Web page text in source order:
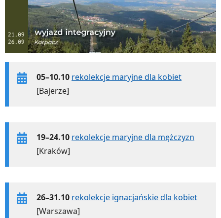
05–10.10 rekolekcje maryjne dla kobiet
[Bajerze]
19–24.10 rekolekcje maryjne dla mężczyzn
[Kraków]
26–31.10 rekolekcje ignacjańskie dla kobiet
[Warszawa]